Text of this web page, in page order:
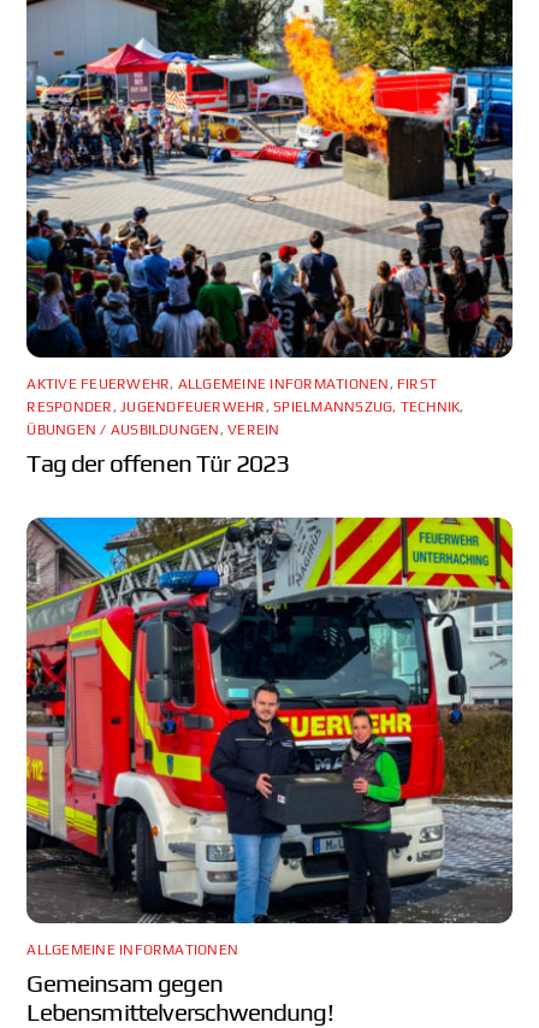
AKTIVE FEUERWEHR, ALLGEMEINE INFORMATIONEN , FIRST
RESPONDER , JUGENDFEUERWEHR ,SPIELMANNSZUG, TECHNIK,
ÜBUNGEN / AUSBILDUNGEN ,VEREIN
Tag der offenen Tür 2023
ALLGEMEINE INFORMATIONEN
Gemeinsam gegen
Lebensmittelverschwendung!